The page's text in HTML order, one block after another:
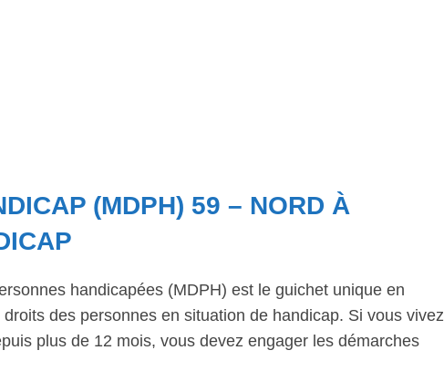
(MDPH) 59 – NORD À
handicapées (MDPH) est le guichet unique en
des personnes en situation de handicap. Si vous vivez
plus de 12 mois, vous devez engager les démarches